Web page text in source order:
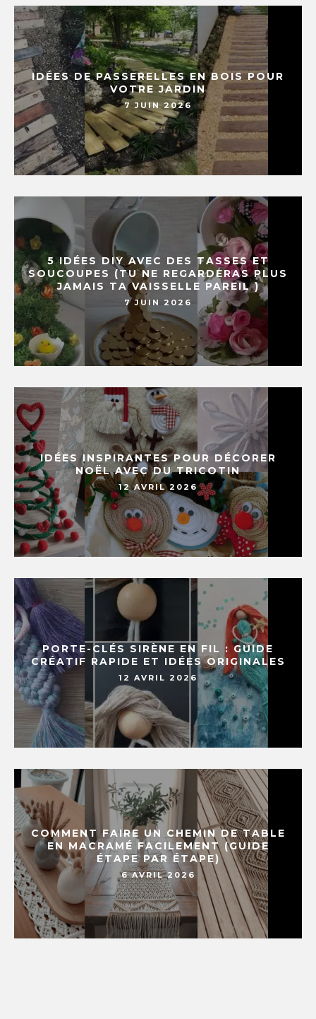
IDÉES DE PASSERELLES EN BOIS POUR
VOTRE JARDIN
7 JUIN 2026
5 IDÉES DIY AVEC DES TASSES ET
SOUCOUPES (TU NE REGARDERAS PLUS
JAMAIS TA VAISSELLE PAREIL )
7 JUIN 2026
IDÉES INSPIRANTES POUR DÉCORER
NOËL AVEC DU TRICOTIN
12 AVRIL 2026
PORTE-CLÉS SIRÈNE EN FIL : GUIDE
CRÉATIF RAPIDE ET IDÉES ORIGINALES
12 AVRIL 2026
COMMENT FAIRE UN CHEMIN DE TABLE
EN MACRAMÉ FACILEMENT (GUIDE
ÉTAPE PAR ÉTAPE)
6 AVRIL 2026